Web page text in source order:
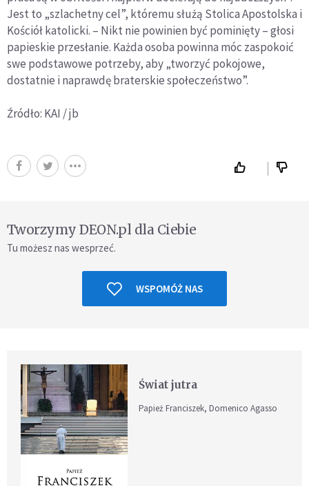
Jest to „szlachetny cel”, któremu służą Stolica Apostolska i
Kościół katolicki. – Nikt nie powinien być pominięty – głosi
papieskie przesłanie. Każda osoba powinna móc zaspokoić
swe podstawowe potrzeby, aby „tworzyć pokojowe,
dostatnie i naprawdę braterskie społeczeństwo”.
Źródło: KAI / jb
Tworzymy DEON.pl dla Ciebie
Tu możesz nas wesprzeć.
WSPOMÓŻ NAS
Świat jutra
Papież Franciszek, Domenico Agasso